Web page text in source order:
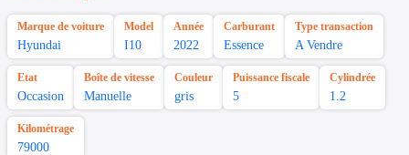
Marque de voiture
Hyundai
Model
I10
Année
2022
Carburant
Essence
Type transaction
A Vendre
Etat
Occasion
Boîte de vitesse
Manuelle
Couleur
gris
Puissance fiscale
5
Cylindrée
1.2
Kilométrage
79000